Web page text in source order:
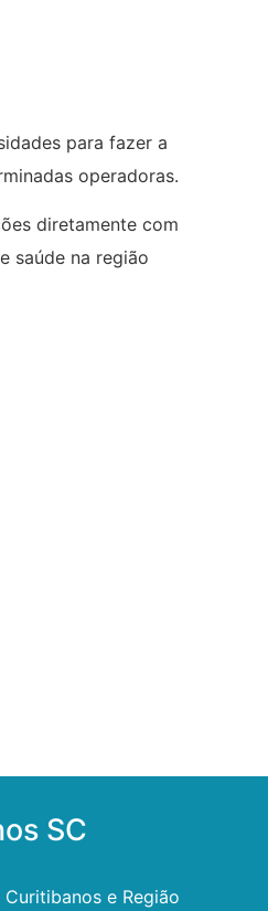
para fazer a
operadoras.
diretamente com
saúde na região
SC
e Região